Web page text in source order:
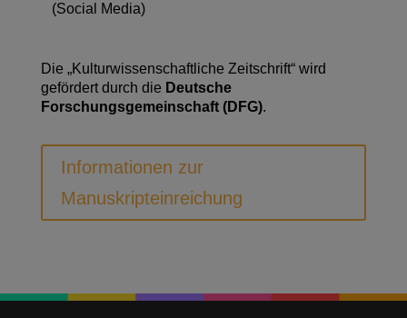
(Social Media)
Die „Kulturwissenschaftliche Zeitschrift“ wird
gefördert durch die Deutsche
Forschungsgemeinschaft (DFG).
Informationen zur
Manuskripteinreichung